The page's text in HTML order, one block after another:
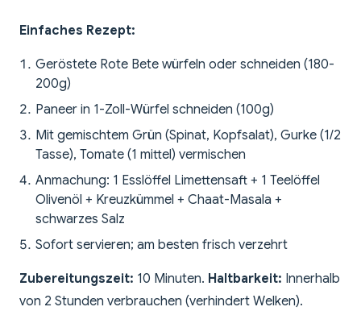
Einfaches Rezept:
Geröstete Rote Bete würfeln oder schneiden (180-
200g)
Paneer in 1-Zoll-Würfel schneiden (100g)
Mit gemischtem Grün (Spinat, Kopfsalat), Gurke (1/2
Tasse), Tomate (1 mittel) vermischen
Anmachung: 1 Esslöffel Limettensaft + 1 Teelöffel
Olivenöl + Kreuzkümmel + Chaat-Masala +
schwarzes Salz
Sofort servieren; am besten frisch verzehrt
Zubereitungszeit: 10 Minuten. Haltbarkeit: Innerhalb
von 2 Stunden verbrauchen (verhindert Welken).